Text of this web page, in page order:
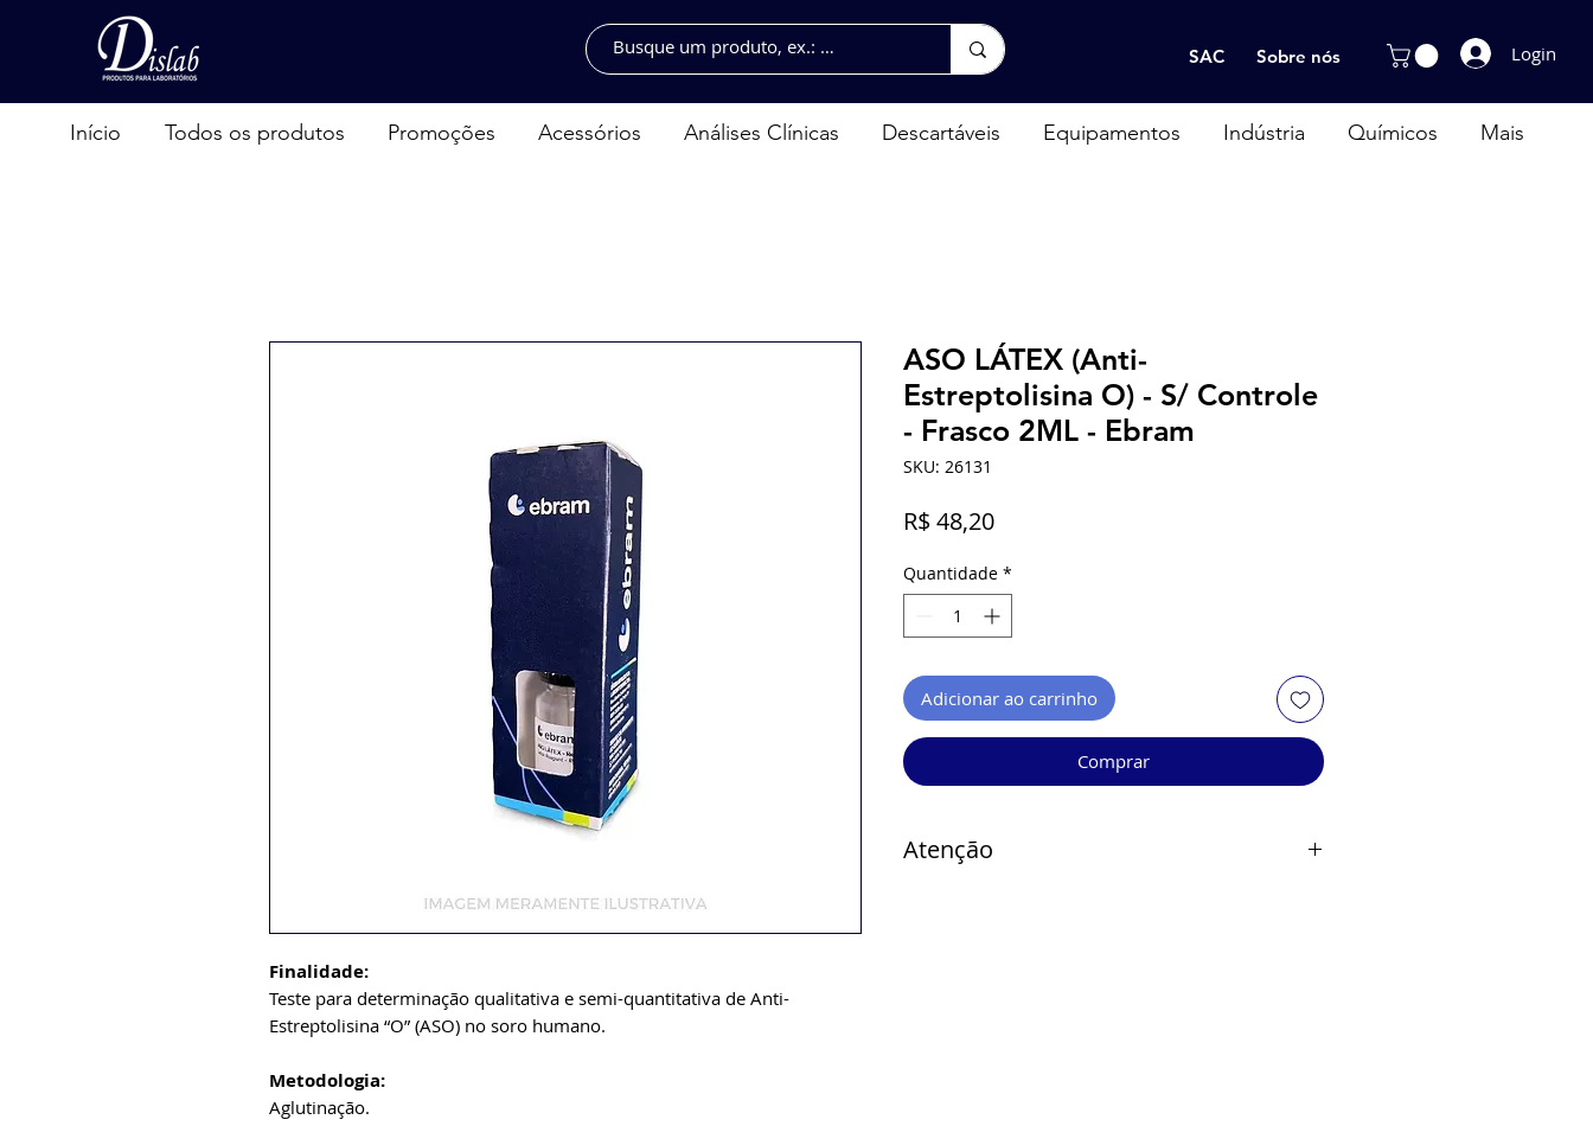
SAC Sobre nós Login
Início Todos os produtos Promoções Acessórios Análises Clínicas Descartáveis Equipamentos Indústria Químicos Mais
Finalidade:
Teste para determinação qualitativa e semi-quantitativa de Anti-
Estreptolisina “O” (ASO) no soro humano.
Metodologia:
Aglutinação.
ASO LÁTEX (Anti-
Estreptolisina O) - S/ Controle
- Frasco 2ML - Ebram
SKU: 26131
R$ 48,20Preço
Quantidade *
Adicionar ao carrinho
Comprar
Atenção